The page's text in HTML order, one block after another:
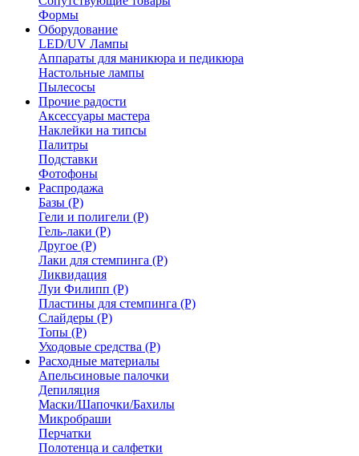
Формы
Оборудование
LED/UV Лампы
Аппараты для маникюра и педикюра
Настольные лампы
Пылесосы
Прочие радости
Аксессуары мастера
Наклейки на типсы
Палитры
Подставки
Фотофоны
Распродажа
Базы (Р)
Гели и полигели (Р)
Гель-лаки (Р)
Другое (Р)
Лаки для стемпинга (Р)
Ликвидация
Луи Филипп (Р)
Пластины для стемпинга (Р)
Слайдеры (Р)
Топы (Р)
Уходовые средства (Р)
Расходные материалы
Апельсиновые палочки
Депиляция
Маски/Шапочки/Бахилы
Микробраши
Перчатки
Полотенца и салфетки